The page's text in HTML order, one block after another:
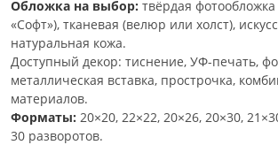
Обложка на выбор: твёрдая
«Софт»), тканевая (велюр или холст),
натуральная кожа.
Доступный декор: тиснение, УФ-печать,
металлическая вставка, прострочка,
материалов.
Форматы: 20×20, 22×22, 20×26, 20×30,
30 разворотов.